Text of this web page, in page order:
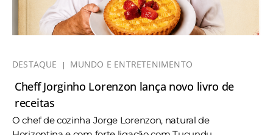
DESTAQUE MUNDO E ENTRETENIMENTO
Cheff Jorginho Lorenzon lança novo livro de
receitas
O chef de cozinha Jorge Lorenzon, natural de